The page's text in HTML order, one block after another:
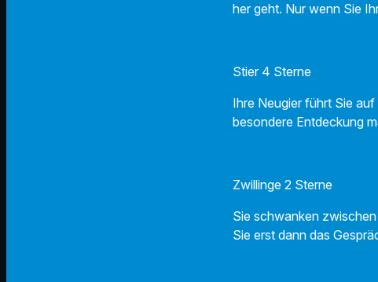
her geht. Nur wenn Sie
Stier 4 Sterne
Ihre Neugier führt Sie
besondere Entdeckung
Zwillinge 2 Sterne
Sie schwanken
Sie erst dann das